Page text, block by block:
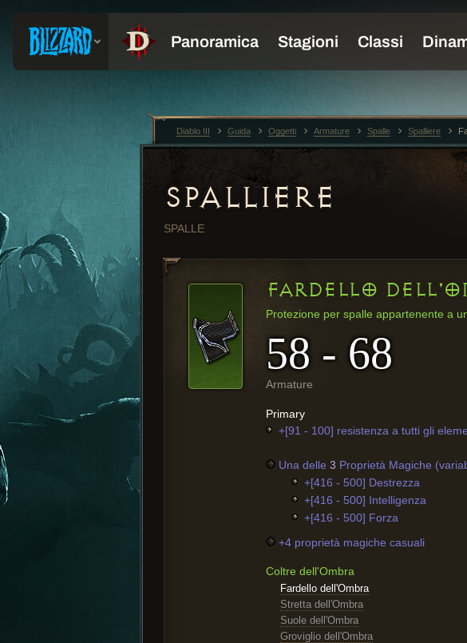
SPALLIERE
SPALLE
FARDELLO
Protezione per spalle appartenente a
58 - 68
Armature
Primary
+[91 - 100] resistenza a tutti gli
Una delle 3 Proprietà Magiche
+[416 - 500] Destrezza
+[416 - 500] Intelligenza
+[416 - 500] Forza
+4 proprietà magiche casuali
Coltre dell'Ombra
Fardello dell'Ombra
Stretta dell'Ombra
Suole dell'Ombra
Groviglio dell'Ombra
Diablo III Guida Oggetti Armature Spalle Spalliere